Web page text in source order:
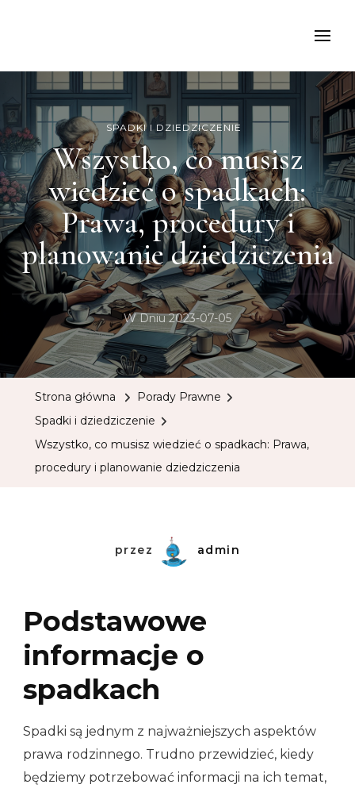
SPADKI I DZIEDZICZENIE
Wszystko, co musisz
wiedzieć o spadkach:
Prawa, procedury i
planowanie dziedziczenia
W Dniu2023-07-05
Strona główna
Porady Prawne
Spadki i dziedziczenie
Wszystko, co musisz wiedzieć o spadkach: Prawa,
procedury i planowanie dziedziczenia
przez admin
Podstawowe
informacje o
spadkach
Spadki są jednym z najważniejszych aspektów
prawa rodzinnego. Trudno przewidzieć, kiedy
będziemy potrzebować informacji na ich temat,